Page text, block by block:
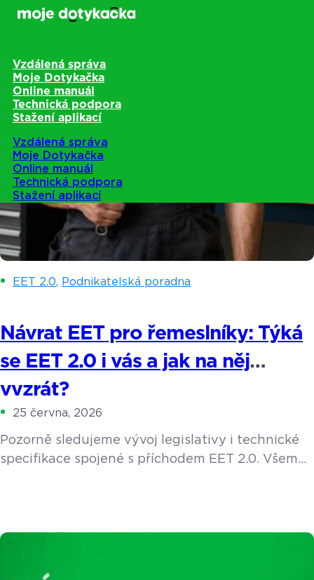
Vzdálená správa
Moje Dotykačka
Online manuál
Technická podpora
Stažení aplikací
Vzdálená správa
Moje Dotykačka
Online manuál
Technická podpora
Stažení aplikací
EET 2.0, Podnikatelská poradna
Návrat EET pro řemeslníky: Týká
se EET 2.0 i vás a jak na něj
vyzrát?
25 června, 2026
Pozorně sledujeme vývoj legislativy i technické
specifikace spojené s příchodem EET 2.0. Všem
tržeb, který do podnikatelského světa přichází
– ať už jste instalatér, elektrikář, truhlář, zedník